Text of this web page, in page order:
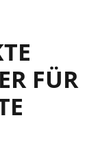
FÜR